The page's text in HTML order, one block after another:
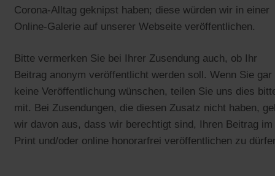
Corona-Alltag geknipst haben; diese würden wir in einer
Online-Galerie auf unserer Webseite veröffentlichen.
Bitte vermerken Sie bei Ihrer Zusendung auch, ob Ihr
Beitrag anonym veröffentlicht werden soll. Wenn Sie gar
keine Veröffentlichung wünschen, teilen Sie uns dies
mit. Bei Zusendungen, die diesen Zusatz nicht haben,
wir davon aus, dass wir berechtigt sind, Ihren Beitrag im
Print und/oder online honorarfrei veröffentlichen zu